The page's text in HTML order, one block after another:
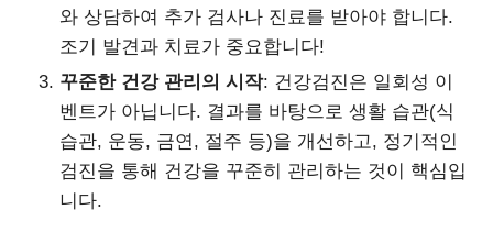
와 상담하여 추가 검사나 진료를 받아야 합니다.
조기 발견과 치료가 중요합니다!
꾸준한 건강 관리의 시작: 건강검진은 일회성 이
벤트가 아닙니다. 결과를 바탕으로 생활 습관(식
습관, 운동, 금연, 절주 등)을 개선하고, 정기적인
검진을 통해 건강을 꾸준히 관리하는 것이 핵심입
니다.